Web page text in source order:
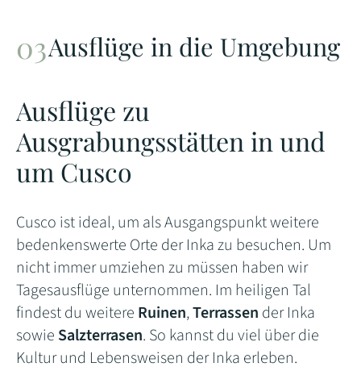
Ausflüge in die Umgebung
Ausflüge zu
Ausgrabungsstätten in und
um Cusco
Cusco ist ideal, um als Ausgangspunkt weitere
bedenkenswerte Orte der Inka zu besuchen. Um
nicht immer umziehen zu müssen haben wir
Tagesausflüge unternommen. Im heiligen Tal
findest du weitere Ruinen,Terrassen der Inka
sowie Salzterrasen. So kannst du viel über die
Kultur und Lebensweisen der Inka erleben.